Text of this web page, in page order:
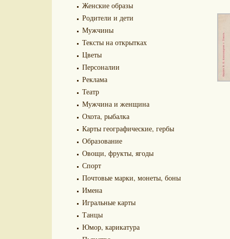
Женские образы
Родители и дети
Мужчины
Тексты на открытках
Цветы
Персоналии
Реклама
Театр
Мужчина и женщина
Охота, рыбалка
Карты географические, гербы
Образование
Овощи, фрукты, ягоды
Спорт
Почтовые марки, монеты, боны
Имена
Игральные карты
Танцы
Юмор, карикатура